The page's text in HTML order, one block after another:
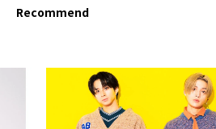
Recommend